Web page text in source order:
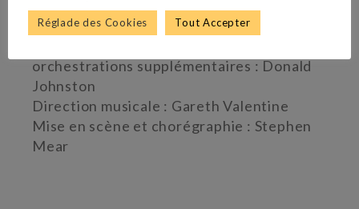
Merrick
orchestrations supplémentaires : Donald
Johnston
Direction musicale : Gareth Valentine
Mise en scène et chorégraphie : Stephen
Mear
Réglade des Cookies Tout Accepter